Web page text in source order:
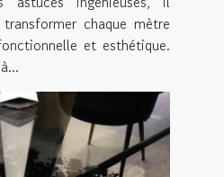
chaque mètre
et esthétique.